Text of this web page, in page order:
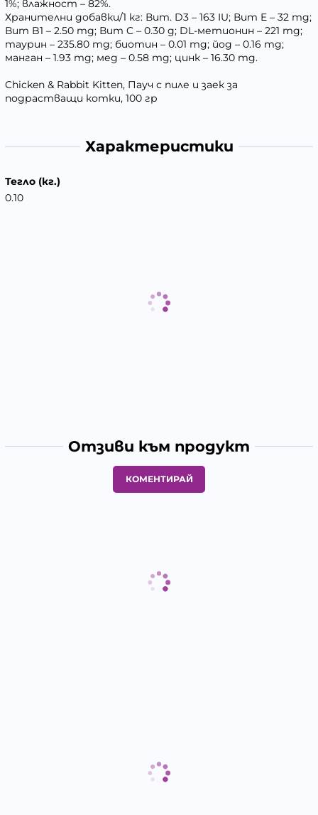
1%; влажност – 82%.
Хранителни добавки/1 кг: Вит. D3 – 163 IU; Вит E – 32 mg;
Вит B1 – 2.50 mg; Вит C – 0.30 g; DL-метионин – 221 mg;
таурин – 235.80 mg; биотин – 0.01 mg; йод – 0.16 mg;
манган – 1.93 mg; мед – 0.58 mg; цинк – 16.30 mg.
Chicken & Rabbit Kitten, Пауч с пиле и заек за
подрастващи котки, 100 гр
Характеристики
Тегло (кг.)
0.10
Отзиви към продукт
КОМЕНТИРАЙ